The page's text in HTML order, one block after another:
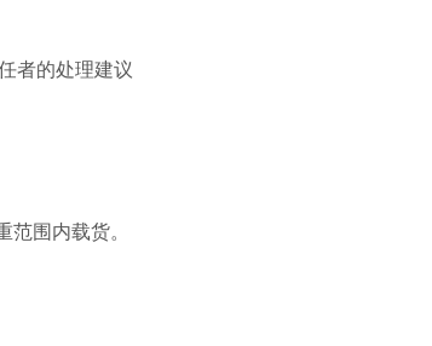
者的处理建议
范围内载货。